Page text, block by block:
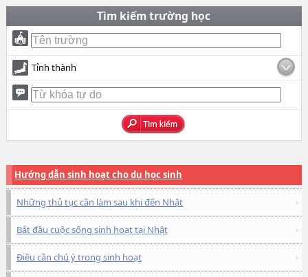
Tìm kiếm trường học
Tỉnh thành
Hướng dẫn sinh hoạt cho du học sinh
Những thủ tục cần làm sau khi đến Nhật
Bắt đầu cuộc sống sinh hoạt tại Nhật
Điều cần chú ý trong sinh hoạt